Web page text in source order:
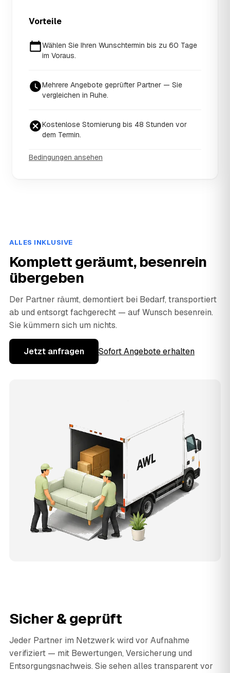
Vorteile
Wählen Sie Ihren Wunschtermin bis zu 60 Tage
im Voraus.
Mehrere Angebote geprüfter Partner — Sie
vergleichen in Ruhe.
Kostenlose Stornierung bis 48 Stunden vor
dem Termin.
Bedingungen ansehen
ALLES INKLUSIVE
Komplett geräumt, besenrein
übergeben
Der Partner räumt, demontiert bei Bedarf, transportiert
ab und entsorgt fachgerecht — auf Wunsch besenrein.
Sie kümmern sich um nichts.
Jetzt anfragen Sofort Angebote erhalten
Sicher & geprüft
Jeder Partner im Netzwerk wird vor Aufnahme
verifiziert — mit Bewertungen, Versicherung und
Entsorgungsnachweis. Sie sehen alles transparent vor